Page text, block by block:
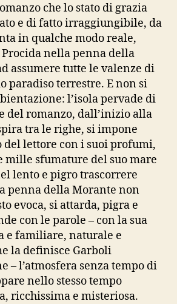
che lo stato di grazia
e di fatto irraggiungibile, da
in qualche modo reale,
Procida nella penna della
assumere tutte le valenze di
paradiso terrestre. E non si
l’isola pervade di
del romanzo, dall’inizio alla
tra le righe, si impone
lettore con i suoi profumi,
mille sfumature del suo mare
lento e pigro trascorrere
penna della Morante non
evoca, si attarda, pigra e
con le parole – con la sua
e familiare, naturale e
la definisce Garboli
– l’atmosfera senza tempo di
nello stesso tempo
ricchissima e misteriosa.